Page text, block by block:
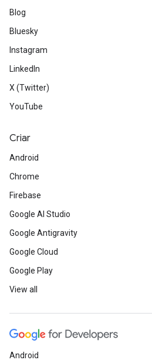
Blog
Bluesky
Instagram
LinkedIn
X (Twitter)
YouTube
Criar
Android
Chrome
Firebase
Google AI Studio
Google Antigravity
Google Cloud
Google Play
View all
Android